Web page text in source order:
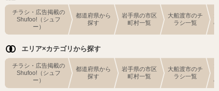
チラシ・広告掲載の
Shufoo!（シュフ
ー）
都道府県から
探す
岩手県の市区
町村一覧
大船渡市のチ
ラシ一覧
エリア×カテゴリから探す
チラシ・広告掲載の
Shufoo!（シュフ
ー）
都道府県から
探す
岩手県の市区
町村一覧
大船渡市のチ
ラシ一覧